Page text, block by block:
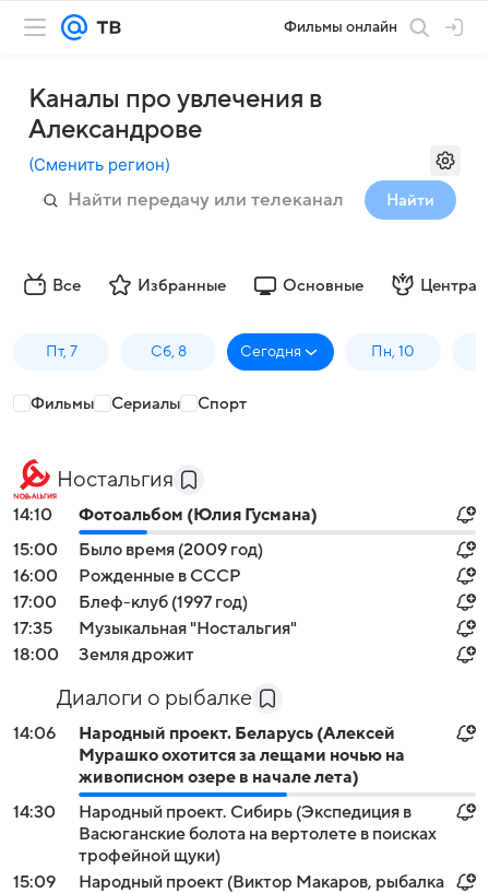
Фильмы онлайн
Каналы про увлечения в
Александрове
(Сменить регион)
Найти
Все Избранные Основные
Пт, 7 Сб, 8 Сегодня Пн, 10
Фильмы Сериалы Спорт
Ностальгия
14:10
Фотоальбом (Юлия Гусмана)
15:00
Было время (2009 год)
16:00
Рожденные в СССР
17:00
Блеф-клуб (1997 год)
17:35
Музыкальная "Ностальгия"
18:00
Земля дрожит
Диалоги о рыбалке
14:06
Народный проект. Беларусь (Алексей
Мурашко охотится за лещами ночью на
живописном озере в начале лета)
14:30
Народный проект. Сибирь (Экспедиция в
Васюганские болота на вертолете в поисках
трофейной щуки)
15:09
Народный проект (Виктор Макаров, рыбалка